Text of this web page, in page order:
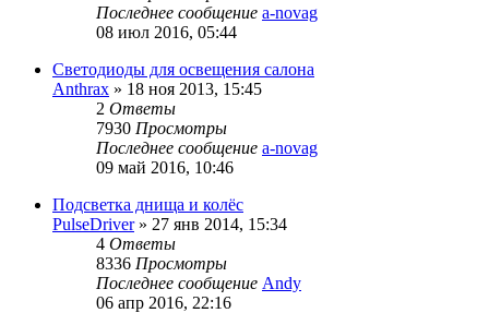
Последнее сообщение a-novag
08 июл 2016, 05:44
Светодиоды для освещения салона
Anthrax » 18 ноя 2013, 15:45
2 Ответы
7930 Просмотры
Последнее сообщение a-novag
09 май 2016, 10:46
Подсветка днища и колёс
PulseDriver» 27 янв 2014, 15:34
4 Ответы
8336 Просмотры
Последнее сообщение Andy
06 апр 2016, 22:16